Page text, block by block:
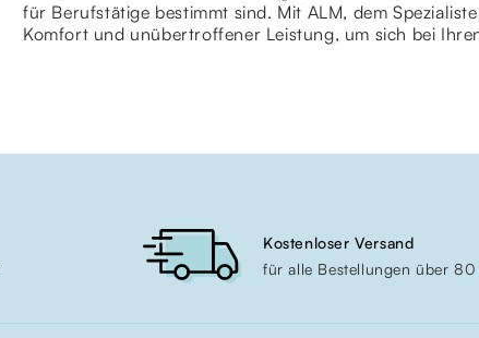
für Berufstätige bestimmt sind. Mit ALM, dem
Komfort und unübertroffener Leistung, um sich bei
Kostenloser Versand
für alle Bestellungen über